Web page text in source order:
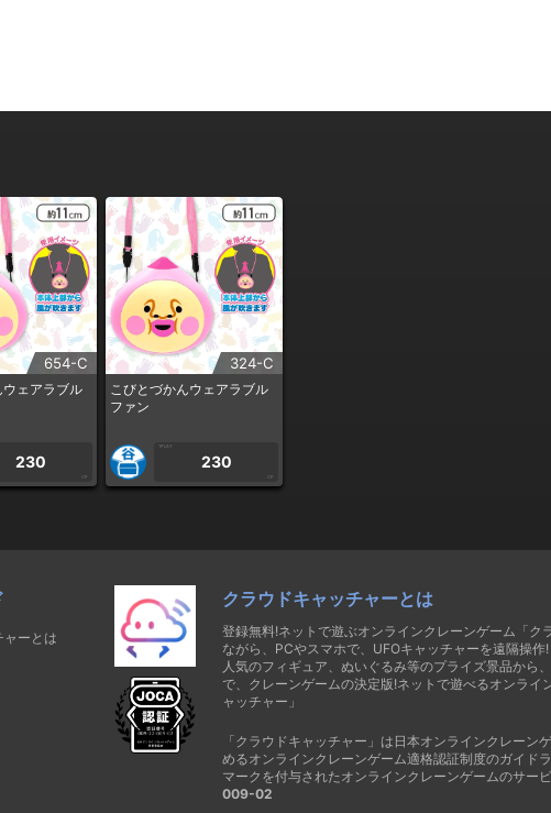
654-C
ェアラブル
230
CP
324-C
こびとづかんウェアラブル
ファン
1PLAY
230
CP
ャーとは
クラウドキャッチャーとは
登録無料!ネットで遊ぶオンラインクレーンゲーム「ク
ながら、PCやスマホで、UFOキャッチャーを遠隔操作!
人気のフィギュア、ぬいぐるみ等のプライズ景品から
で、クレーンゲームの決定版!ネットで遊べるオンライ
ャッチャー」
「クラウドキャッチャー」は日本オンラインクレーン
めるオンラインクレーンゲーム適格認証制度のガイド
マークを付与されたオンラインクレーンゲームのサービ
009-02